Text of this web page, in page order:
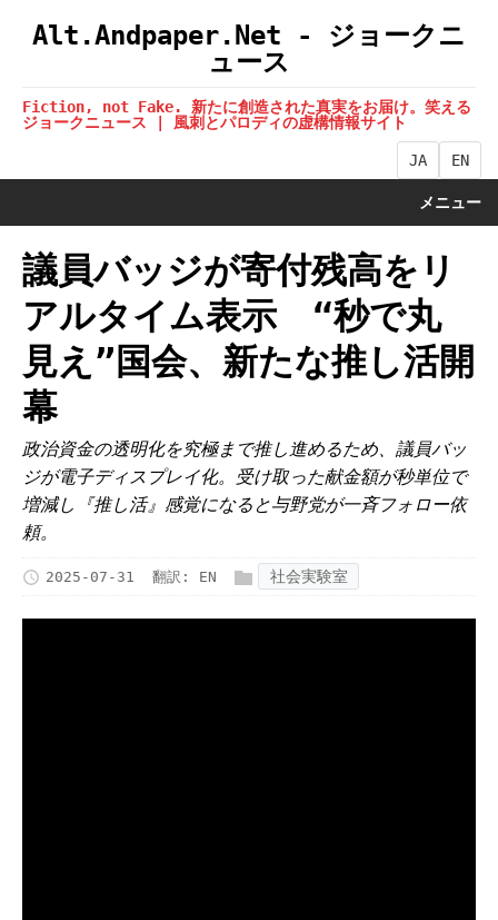
Alt.Andpaper.Net - ジョークニ
ュース
Fiction, not Fake. 新たに創造された真実をお届け。笑える
ジョークニュース | 風刺とパロディの虚構情報サイト
JA EN
メニュー
議員バッジが寄付残高をリ
アルタイム表示 “秒で丸
見え”国会、新たな推し活開
幕
政治資金の透明化を究極まで推し進めるため、議員バッ
ジが電子ディスプレイ化。受け取った献金額が秒単位で
増減し『推し活』感覚になると与野党が一斉フォロー依
頼。
2025-07-31 翻訳: EN 社会実験室